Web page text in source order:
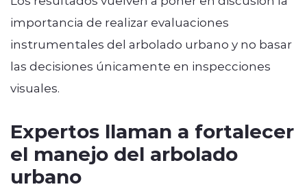
importancia de realizar evaluaciones
instrumentales del arbolado urbano y no basar
las decisiones únicamente en inspecciones
visuales.
Expertos llaman a fortalecer
el manejo del arbolado
urbano